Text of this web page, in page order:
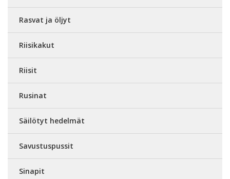
Rasvat ja öljyt
Riisikakut
Riisit
Rusinat
Säilötyt hedelmät
Savustuspussit
Sinapit